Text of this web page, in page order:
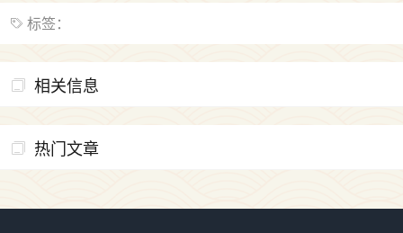
标签：
相关信息
热门文章